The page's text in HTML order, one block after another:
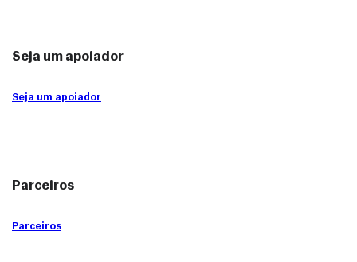
Seja um apoiador
Seja um apoiador
Parceiros
Parceiros